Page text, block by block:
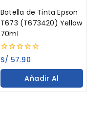
Botella de Tinta Epson
T673 (T673420) Yellow
70ml
0
out
of
S/ 57.90
Añadir Al